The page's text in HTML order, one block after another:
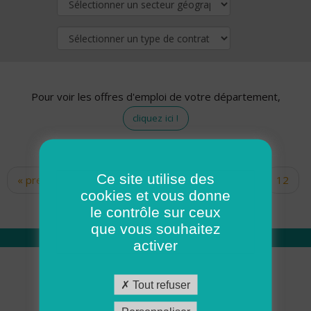
Pour voir les offres d'emploi de votre département,
cliquez ici !
Pages
« premier ‹ précédent … 10
12
14 15 16 17
Qui sommes nous
Académie ADMR
Ce site utilise des
cookies et vous donne
le contrôle sur ceux
que vous souhaitez
activer
Tout refuser